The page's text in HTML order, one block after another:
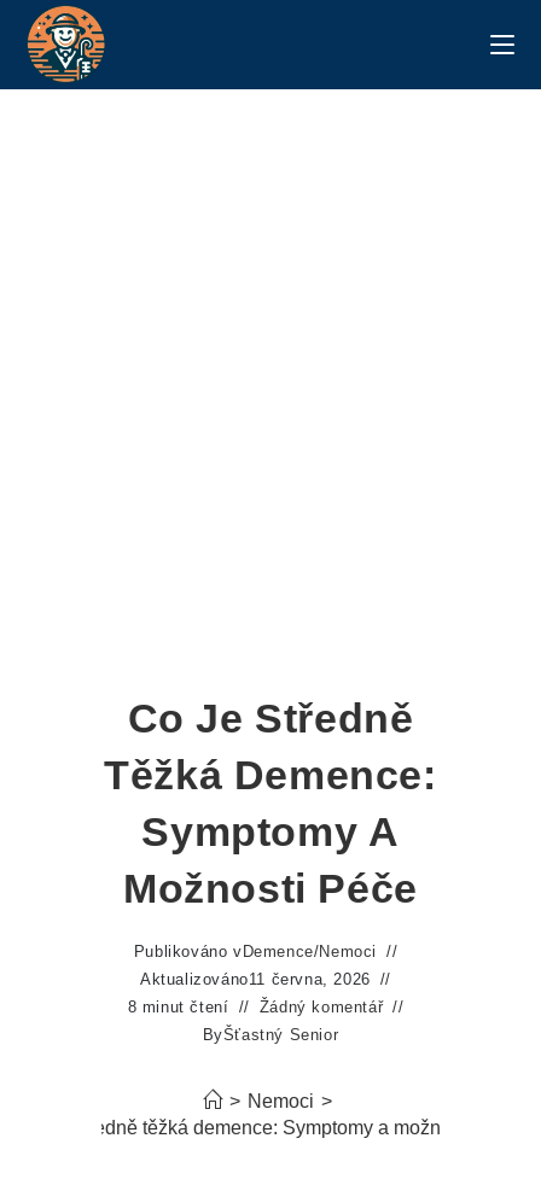
Co Je Středně
Těžká Demence:
Symptomy A
Možnosti Péče
Publikováno v Demence/Nemoci
Aktualizováno11 června, 2026
8 minut čtení
Žádný komentář
ByŠťastný Senior
> Nemoci >
Co je středně těžká demence: Symptomy a možnosti péče